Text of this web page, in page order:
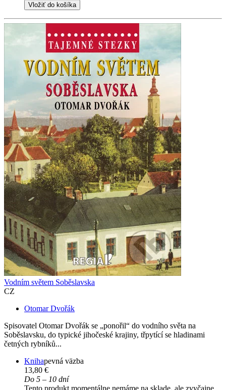
Vložiť do košíka
Vodním světem Soběslavska
CZ
Otomar Dvořák
Spisovatel Otomar Dvořák se „ponořil“ do vodního světa na
Soběslavsku, do typické jihočeské krajiny, třpytící se hladinami
četných rybníků...
Knihapevná väzba
13,80 €
Do 5 – 10 dní